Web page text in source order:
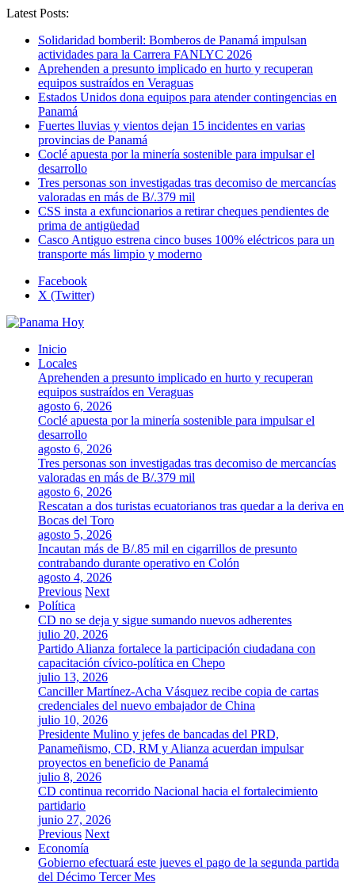
Latest Posts:
Solidaridad bomberil: Bomberos de Panamá impulsan
actividades para la Carrera FANLYC 2026
Aprehenden a presunto implicado en hurto y recuperan
equipos sustraídos en Veraguas
Estados Unidos dona equipos para atender contingencias en
Panamá
Fuertes lluvias y vientos dejan 15 incidentes en varias
provincias de Panamá
Coclé apuesta por la minería sostenible para impulsar el
desarrollo
Tres personas son investigadas tras decomiso de mercancías
valoradas en más de B/.379 mil
CSS insta a exfuncionarios a retirar cheques pendientes de
prima de antigüedad
Casco Antiguo estrena cinco buses 100% eléctricos para un
transporte más limpio y moderno
Facebook
X (Twitter)
Inicio
Locales
Aprehenden a presunto implicado en hurto y recuperan
equipos sustraídos en Veraguas
agosto 6, 2026
Coclé apuesta por la minería sostenible para impulsar el
desarrollo
agosto 6, 2026
Tres personas son investigadas tras decomiso de mercancías
valoradas en más de B/.379 mil
agosto 6, 2026
Rescatan a dos turistas ecuatorianos tras quedar a la deriva en
Bocas del Toro
agosto 5, 2026
Incautan más de B/.85 mil en cigarrillos de presunto
contrabando durante operativo en Colón
agosto 4, 2026
Previous Next
Política
CD no se deja y sigue sumando nuevos adherentes
julio 20, 2026
Partido Alianza fortalece la participación ciudadana con
capacitación cívico-política en Chepo
julio 13, 2026
Canciller Martínez-Acha Vásquez recibe copia de cartas
credenciales del nuevo embajador de China
julio 10, 2026
Presidente Mulino y jefes de bancadas del PRD,
Panameñismo, CD, RM y Alianza acuerdan impulsar
proyectos en beneficio de Panamá
julio 8, 2026
CD continua recorrido Nacional hacia el fortalecimiento
partidario
junio 27, 2026
Previous Next
Economía
Gobierno efectuará este jueves el pago de la segunda partida
del Décimo Tercer Mes